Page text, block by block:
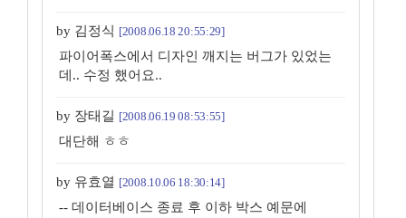
by 김정식 [2008.06.18 20:55:29]
파이어폭스에서 디자인 깨지는 버그가 있었는
데.. 수정 했어요..
by 장태길 [2008.06.19 08:53:55]
대단해 ㅎㅎ
by 유효열 [2008.10.06 18:30:14]
-- 데이터베이스 종료 후 이하 박스 예문에